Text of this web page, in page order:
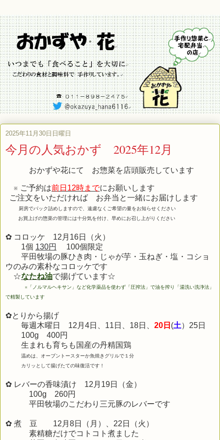
2025年11月30日日曜日
今月の人気おかず 2025年12月
おかずや花にて お惣菜を店頭販売しています
※ ご予約は前日12時までにお願いします
ご注文をいただければ お弁当と一緒にお届けします
厨房でパック詰めしますので、遠慮なくご希望の量をお知らせください
お買上げの惣菜の管理には十分気を付け、早めにお召し上がりください
✿ コロッケ 12月16日（火）
1個 130円
100個限定
平田牧場の豚ひき肉・じゃが芋・玉ねぎ・塩・コショ
ウのみの素朴なコロッケです
☆なたね油で揚げています☆
※ 「ノルマルヘキサン」など化学薬品を使わず「圧搾法」で油を搾り「湯洗い洗浄法」
で精製しています
✿とりから揚げ
毎週木曜日 12月4日、11日、18日、 20日 (土）25日
100g 400円
生まれも育ちも 国産の丹精国鶏
温めは、オーブントースターか魚焼きグリルで１分
カリッとして揚げたての味復活です！
✿ レバーの香味漬け 12月19日（金）
100g 260円
平田牧場のこだわり三元豚のレバーです
✿ 煮 豆 12 月8日
（月）、22日（火）
素精糖だけでコトコト煮ました